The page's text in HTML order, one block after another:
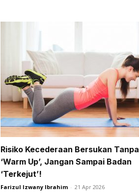
Risiko Kecederaan Bersukan Tanpa
‘Warm Up’, Jangan Sampai Badan
‘Terkejut’!
Farizul Izwany Ibrahim - 21 Apr 2026